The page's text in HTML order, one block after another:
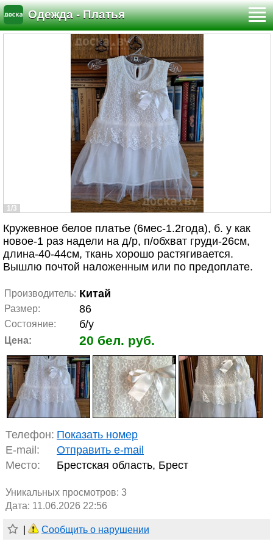
Одежда - Платья
1/3
Кружевное белое платье (6мес-1.2года), б. у как
новое-1 раз надели на д/р, п/обхват груди-26см,
длина-40-44см, ткань хорошо растягивается.
Вышлю почтой наложенным или по предоплате.
Производитель: Китай
Размер: 86
Состояние: б/у
Цена: 20 бел. руб.
Телефон: Показать номер
E-mail:
Отправить e-mail
Место:
Брестская область, Брест
Уникальных просмотров: 3
Дата: 11.06.2026 22:56
Сообщить о нарушении